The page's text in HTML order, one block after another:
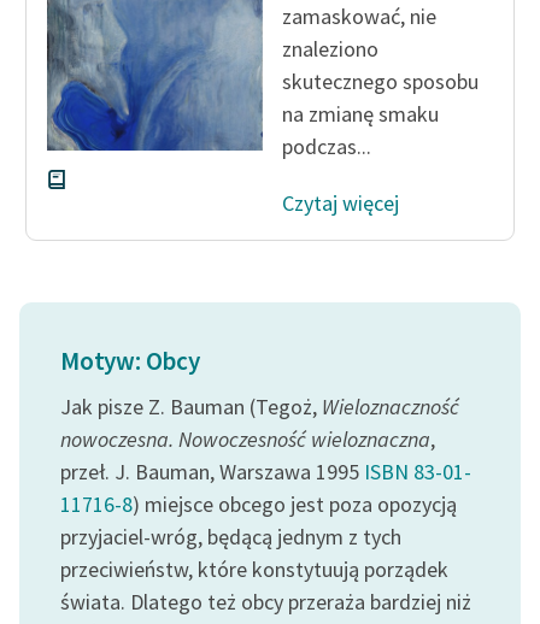
zamaskować, nie
znaleziono
skutecznego sposobu
na zmianę smaku
podczas...
Czytaj więcej
Motyw: Obcy
Jak pisze Z. Bauman (Tegoż, Wieloznaczność
nowoczesna. Nowoczesność wieloznaczna,
przeł. J. Bauman, Warszawa 1995 ISBN 83-01-
11716-8) miejsce obcego jest poza opozycją
przyjaciel-wróg, będącą jednym z tych
przeciwieństw, które konstytuują porządek
świata. Dlatego też obcy przeraża bardziej niż